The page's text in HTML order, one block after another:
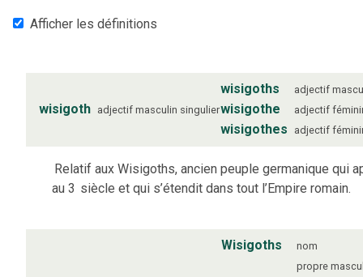
Afficher les définitions
wisigoth adjectif masculin singulier
wisigoths adjectif
wisigothe adjectif
wisigothes adjectif
Relatif aux Wisigoths, ancien peuple germanique qui
au 3 siècle et qui s’étendit dans tout l’Empire romain.
Wisigoths
nom
propre